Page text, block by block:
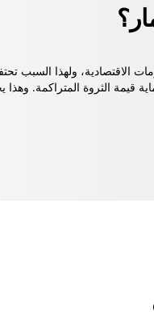
الاقتصادية، ولهذا السبب
قيمة الثروة المتراكمة.